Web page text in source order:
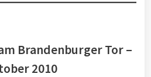
Brandenburger Tor –
2010